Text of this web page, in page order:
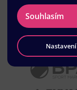
Souhlasím
Nastavení